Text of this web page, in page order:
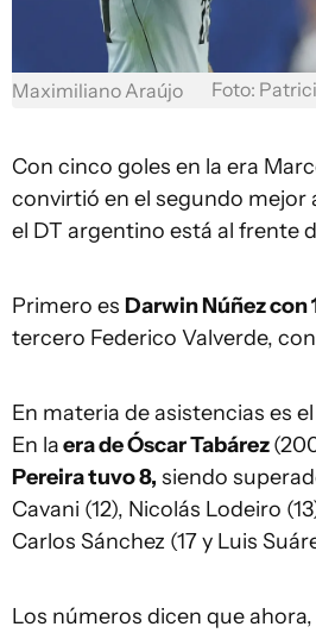
Maximiliano Araújo Foto:
Con cinco goles en la era
convirtió en el segundo mejor
el DT argentino está al frente
Primero es Darwin Núñez con
tercero Federico Valverde,
En materia de asistencias es
En laera de Óscar Tabárez
Pereira tuvo 8, siendo
Cavani (12), Nicolás Lodeiro
Carlos Sánchez (17 y Luis
Los números dicen que ahora,